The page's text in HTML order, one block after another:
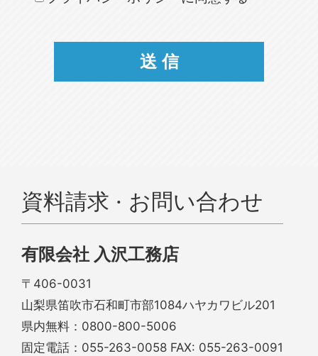
資料請求 · お問い合わせ
有限会社 入沢工務店
〒406-0031
山梨県笛吹市石和町市部1084ハヤカワビル201
県内無料： 0800-800-5006
固定電話： 055-263-0058 FAX: 055-263-0091